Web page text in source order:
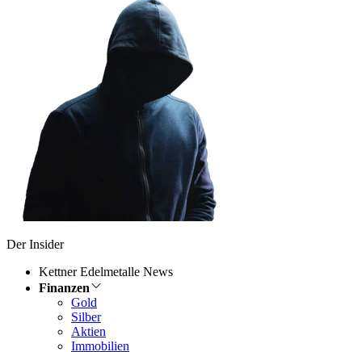
Der Insider
Kettner Edelmetalle News
Finanzen
Gold
Silber
Aktien
Immobilien